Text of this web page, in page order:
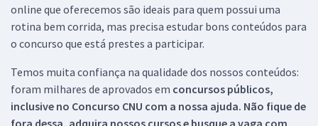
online que oferecemos são ideais para quem possui uma
rotina bem corrida, mas precisa estudar bons conteúdos para
o concurso que está prestes a participar.
Temos muita confiança na qualidade dos nossos conteúdos:
foram milhares de aprovados em concursos públicos,
inclusive no Concurso CNU com a nossa ajuda. Não fique de
fora dessa, adquira nossos cursos e busque a vaga com